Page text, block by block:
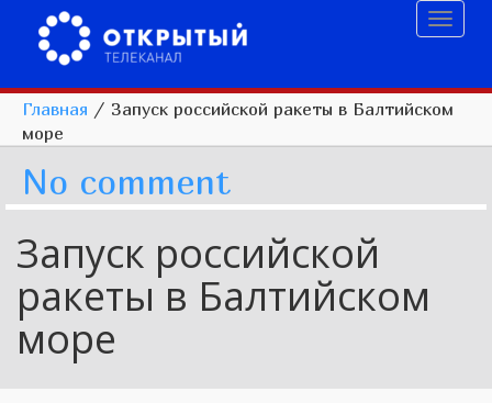
Главная / Запуск российской ракеты в Балтийском
море
No comment
Запуск российской
ракеты в Балтийском
море